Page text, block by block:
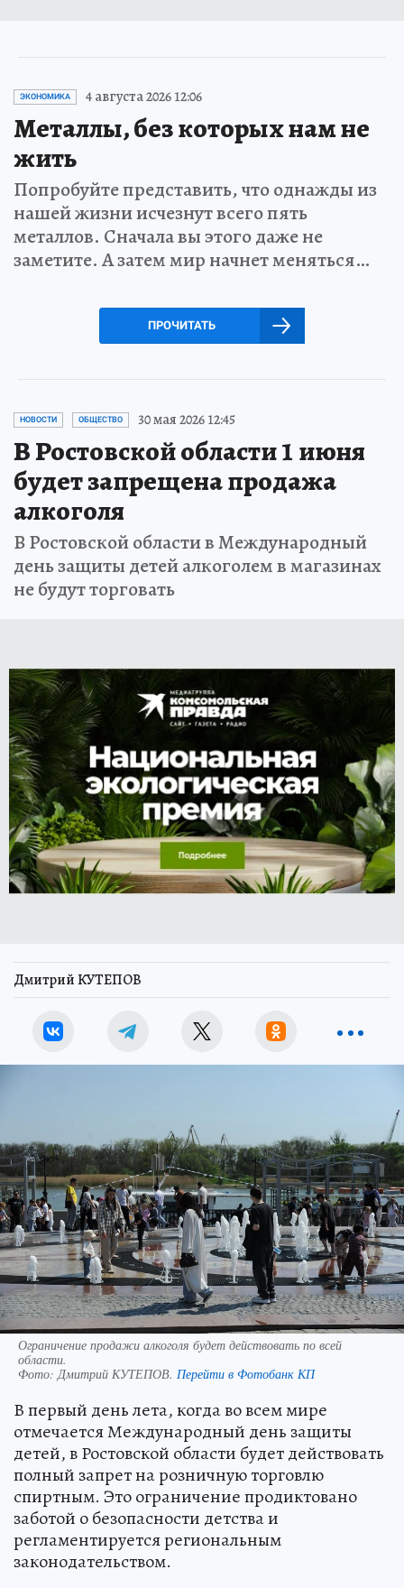
ЭКОНОМИКА 4 августа 2026 12:06
Металлы, без которых нам не
жить
Попробуйте представить, что однажды из
нашей жизни исчезнут всего пять
металлов. Сначала вы этого даже не
заметите. А затем мир начнет меняться…
ПРОЧИТАТЬ
НОВОСТИ ОБЩЕСТВО 30 мая 2026 12:45
В Ростовской области 1 июня
будет запрещена продажа
алкоголя
В Ростовской области в Международный
день защиты детей алкоголем в магазинах
не будут торговать
Дмитрий КУТЕПОВ
Ограничение продажи алкоголя будет действовать по всей
области.
Фото:Дмитрий КУТЕПОВ. Перейти в Фотобанк КП
В первый день лета, когда во всем мире
отмечается Международный день защиты
детей, в Ростовской области будет действовать
полный запрет на розничную торговлю
спиртным. Это ограничение продиктовано
заботой о безопасности детства и
регламентируется региональным
законодательством.